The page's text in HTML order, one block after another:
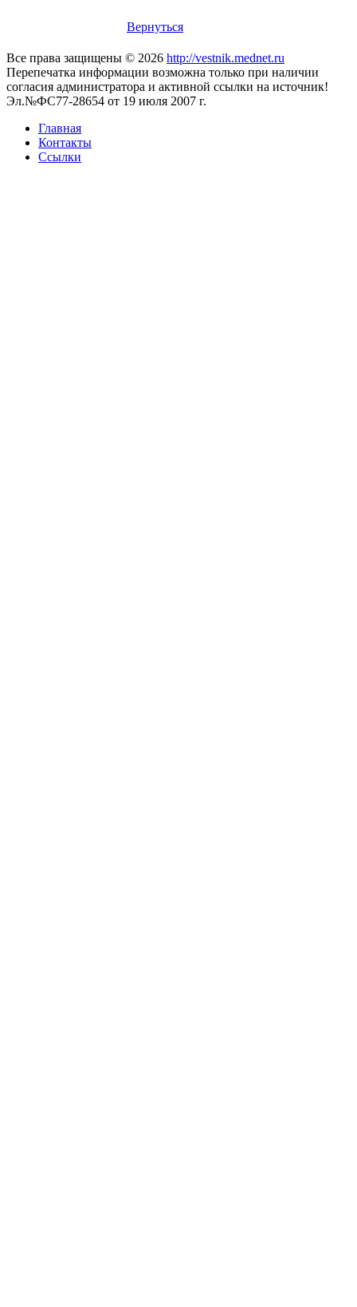
Вернуться
Все права защищены © 2026 http://vestnik.mednet.ru
Перепечатка информации возможна только при наличии
согласия администратора и активной ссылки на источник!
Эл.№ФС77-28654 от 19 июля 2007 г.
Главная
Контакты
Ссылки